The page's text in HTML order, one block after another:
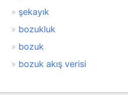
şekayık
bozukluk
bozuk
bozuk akış verisi